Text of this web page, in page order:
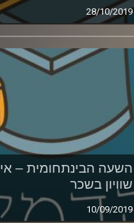
28/10/2019
השעה הבינתחומית – אי
שוויון בשכר
10/09/2019